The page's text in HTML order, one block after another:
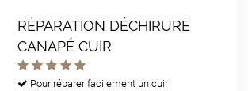
RÉPARATION DÉCHIRURE
CANAPÉ CUIR
Pour réparer facilement un cuir